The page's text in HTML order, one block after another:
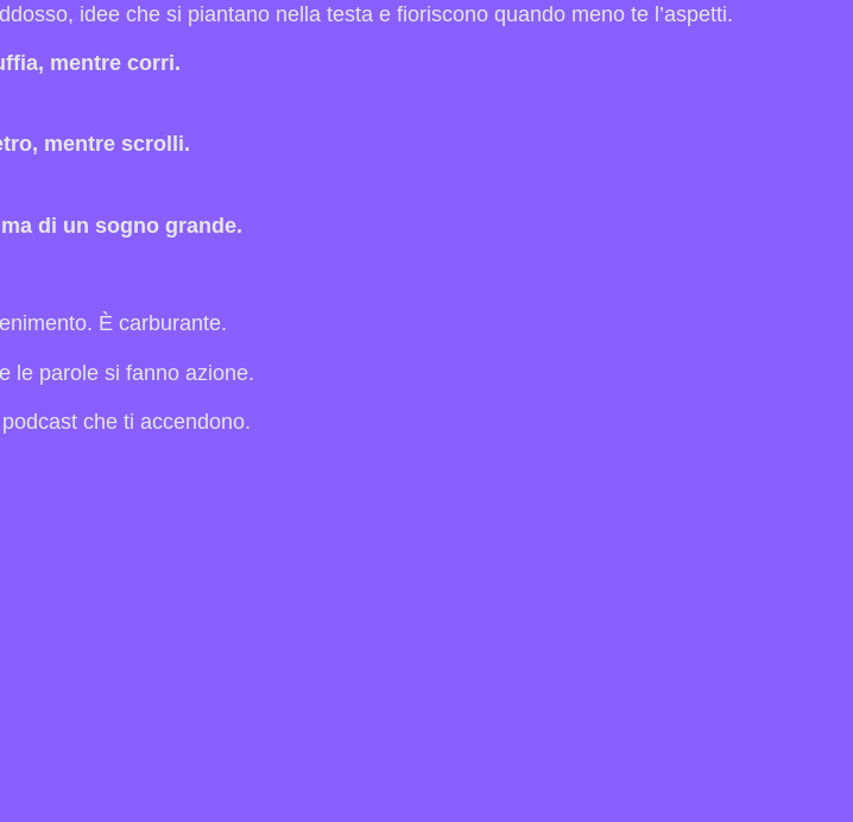
idee che si piantano nella testa e fioriscono quando meno te l’aspetti.
mentre corri.
mentre scrolli.
di un sogno grande.
È carburante.
le parole si fanno azione.
che ti accendono.